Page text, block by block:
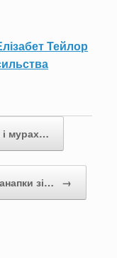
Тейлор
і мурах…
зі… →